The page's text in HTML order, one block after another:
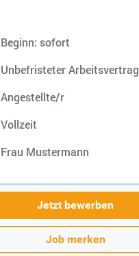
Beginn: sofort
Unbefristeter Arbeitsvertrag
Angestellte/r
Vollzeit
Frau Mustermann
Jetzt bewerben
Job merken